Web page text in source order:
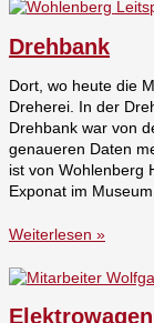
Drehbank
Dort, wo heute die
Dreherei. In der
Drehbank war von
genaueren Daten
ist von Wohlenberg
Exponat im
Weiterlesen »
Elektrowagen